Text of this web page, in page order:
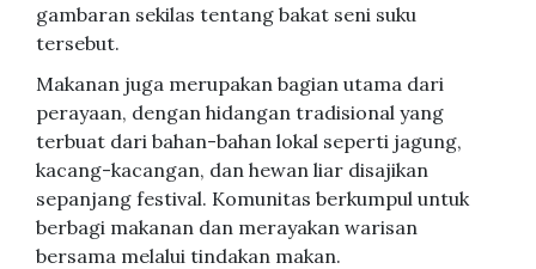
gambaran sekilas tentang bakat seni suku
tersebut.
Makanan juga merupakan bagian utama dari
perayaan, dengan hidangan tradisional yang
terbuat dari bahan-bahan lokal seperti jagung,
kacang-kacangan, dan hewan liar disajikan
sepanjang festival. Komunitas berkumpul untuk
berbagi makanan dan merayakan warisan
bersama melalui tindakan makan.